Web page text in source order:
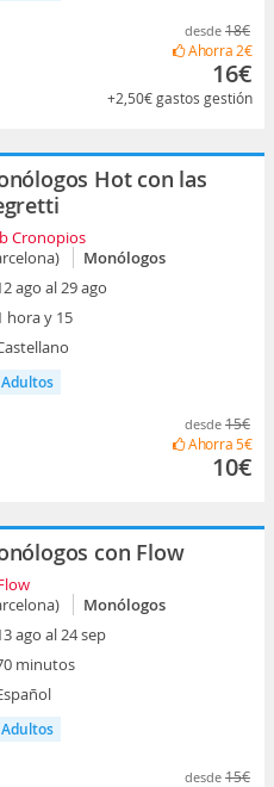
desde 18€
Ahorra 2€
16€
+2,50€gastos gestión
Hot con las
Cronopios
Monólogos
ago al 29 ago
hora y 15
Adultos
desde 15€
Ahorra5€
10€
con Flow
Monólogos
ago al 24 sep
minutos
Adultos
desde 15€